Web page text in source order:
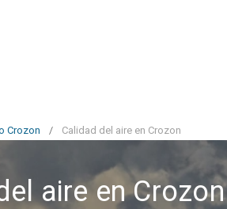
Crozon / Calidad del aire en Crozon
aire en Crozon